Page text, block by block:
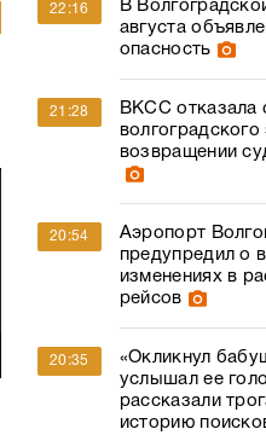
22:16
В
августа
опасность
21:28
ВКСС отказала
возвращении
20:54
Аэропорт
предупредил о
изменениях в
рейсов
20:35
«Окликнул
услышал ее
рассказали
историю